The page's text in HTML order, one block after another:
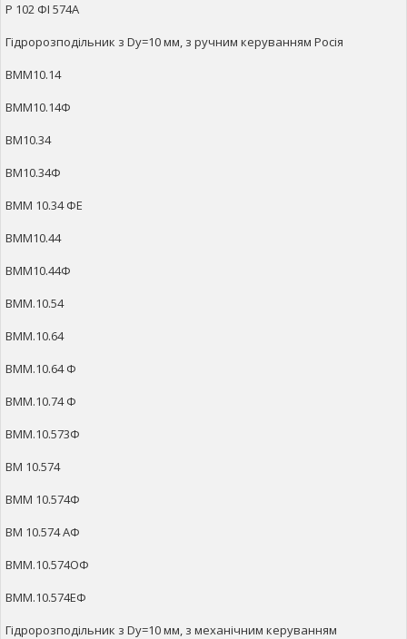
Р 102 ФІ 574А
Гідророзподільник з Dy=10 мм, з ручним керуванням Росія
ВММ10.14
ВММ10.14Ф
ВМ10.34
ВМ10.34Ф
ВММ 10.34 ФЕ
ВММ10.44
ВММ10.44Ф
ВММ.10.54
ВММ.10.64
ВММ.10.64 Ф
ВММ.10.74 Ф
ВММ.10.573Ф
ВМ 10.574
ВММ 10.574Ф
ВМ 10.574 АФ
ВММ.10.574ОФ
ВММ.10.574ЕФ
Гідророзподільник з Dy=10 мм, з механічним керуванням